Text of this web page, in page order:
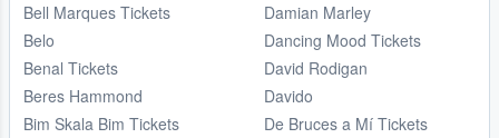
Bell Marques Tickets
Belo
Benal Tickets
Beres Hammond
Bim Skala Bim Tickets
Damian Marley
Dancing Mood Tickets
David Rodigan
Davido
De Bruces a Mí Tickets